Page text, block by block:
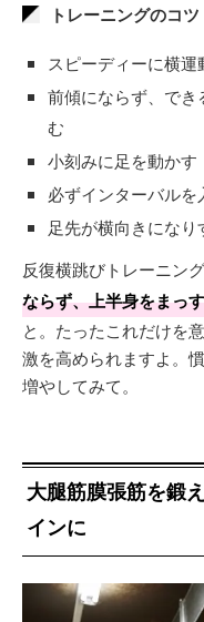
トレーニングのコツ
スピーディーに横運
前傾にならず、でき
む
小刻みに足を動かす
必ずインターバルを
足先が横向きにな
反復横跳びトレーニン
ならず、上半身をまっ
と。たったこれだけを
激を高められますよ。
増やしてみて。
大腿筋膜張筋を鍛
インに